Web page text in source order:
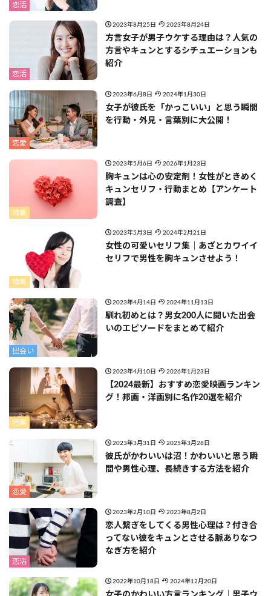
恋活
恋活
2023年8月25日 2023年8月24日
方言女子が男子ウケする理由は？人気の
方言やキュンとするシチュエーションも
紹介
恋愛
2023年6月8日 2024年1月30日
女子が彼氏を「かっこいい」と思う瞬間
を行動・外見・言葉別に大公開！
特集
2023年5月6日 2026年1月23日
胸キュンは心の安定剤！女性がときめく
キュンセリフ・行動まとめ【アンケート
調査】
特集
2023年5月3日 2024年2月21日
女性の可愛いセリフ集｜あざとカワイイ
セリフで男性を胸キュンさせよう！
出会い
2023年4月14日 2024年11月13日
馴れ初めとは？男女200人に聞いた出会
いのエピソードをまとめて紹介
特集
2023年4月10日 2026年1月23日
【2024最新】おすすめ恋愛映画ランキン
グ！邦画・洋画別に名作20選を紹介
恋愛
2023年3月31日 2025年3月28日
彼氏がかわいいは沼！かわいいと思う瞬
間や男性心理、長続きする方法を紹介
恋活
2023年2月10日 2023年8月2日
恋人繋ぎをしてくる男性心理は？付き合
ってない彼をキュンとさせる脈ありなつ
なぎ方を紹介
2022年10月18日 2024年12月20日